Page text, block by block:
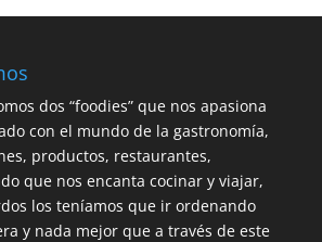
dos “foodies” que nos apasiona
con el mundo de la gastronomía,
productos, restaurantes,
que nos encanta cocinar y viajar,
los teníamos que ir ordenando
y nada mejor que a través de este